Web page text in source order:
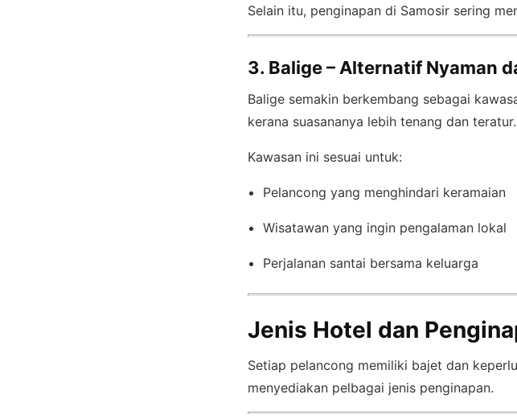
Selain itu, penginapan di Samosir sering
3. Balige – Alternatif Nyaman
Balige semakin berkembang sebagai
kerana suasananya lebih tenang dan teratur.
Kawasan ini sesuai untuk:
Pelancong yang menghindari keramaian
Wisatawan yang ingin pengalaman lokal
Perjalanan santai bersama keluarga
Jenis Hotel dan
Setiap pelancong memiliki bajet dan
menyediakan pelbagai jenis penginapan.